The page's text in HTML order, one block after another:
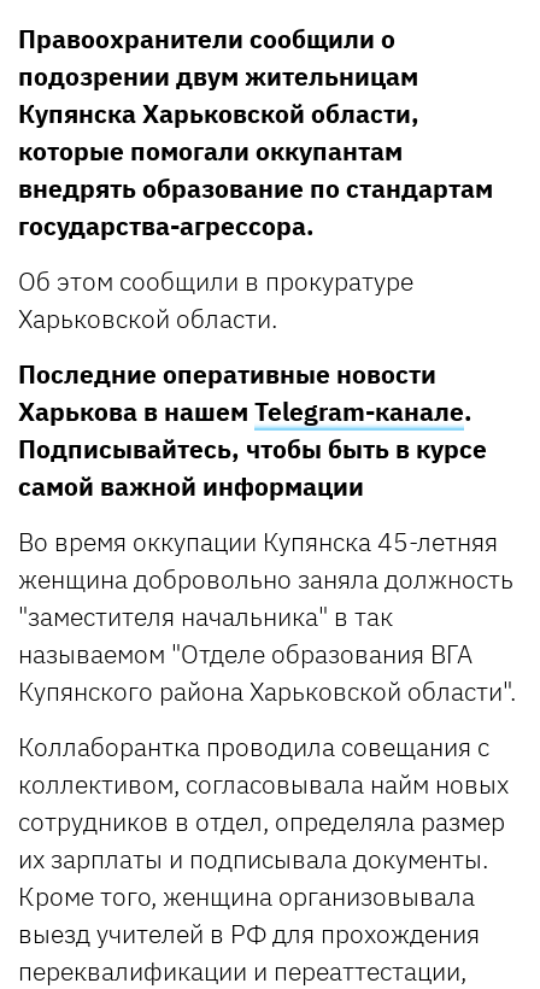
Правоохранители сообщили о
подозрении двум жительницам
Купянска Харьковской области,
которые помогали оккупантам
внедрять образование по стандартам
государства-агрессора.
Об этом сообщили в прокуратуре
Харьковской области.
Последние оперативные новости
Харькова в нашем Telegram-канале.
Подписывайтесь, чтобы быть в курсе
самой важной информации
Во время оккупации Купянска 45-летняя
женщина добровольно заняла должность
"заместителя начальника" в так
называемом "Отделе образования ВГА
Купянского района Харьковской области".
Коллаборантка проводила совещания с
коллективом, согласовывала найм новых
сотрудников в отдел, определяла размер
их зарплаты и подписывала документы.
Кроме того, женщина организовывала
выезд учителей в РФ для прохождения
переквалификации и переаттестации,